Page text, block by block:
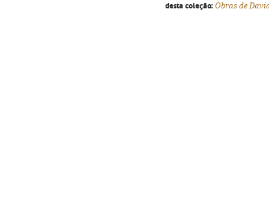
desta coleção: Obras de